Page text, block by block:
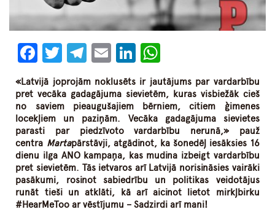
Facebook
Twitter
Telegram
EmailLinkedIn
«Latvijā joprojām noklusēts ir jautājums par vardarbību
pret vecāka gadagājuma sievietēm, kuras visbiežāk cieš
no saviem pieaugušajiem bērniem, citiem ģimenes
locekļiem un paziņām. Vecāka gadagājuma sievietes
parasti par piedzīvoto vardarbību nerunā,» pauž
centra Martapārstāvji, atgādinot, ka šonedēļ iesāksies 16
dienu ilga ANO kampaņa, kas mudina izbeigt vardarbību
pret sievietēm. Tās ietvaros arī Latvijā norisināsies vairāki
pasākumi, rosinot sabiedrību un politikas veidotājus
runāt tieši un atklāti, kā arī aicinot lietot mirkļbirku
#HearMeToo ar vēstījumu – Sadzirdi arī mani!